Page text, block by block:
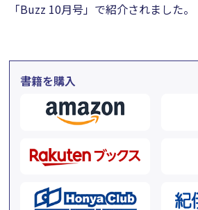
「Buzz 10月号」で紹介されました。
書籍を購入